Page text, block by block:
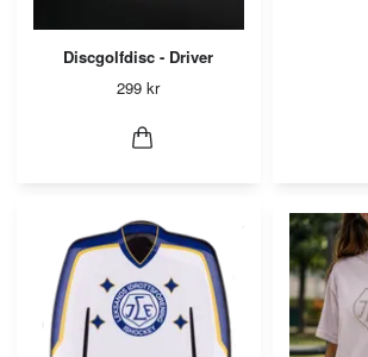
Discgolfdisc - Driver
299 kr